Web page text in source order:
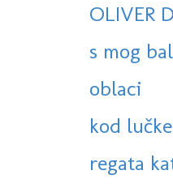
OLIVER
s mog
oblaci
kod
regata